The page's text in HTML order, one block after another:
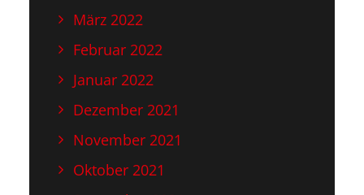
März 2022
Februar 2022
Januar 2022
Dezember 2021
November 2021
Oktober 2021